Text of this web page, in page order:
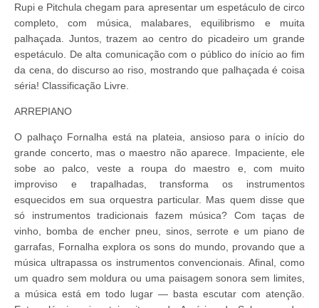
Rupi e Pitchula chegam para apresentar um espetáculo de circo
completo, com música, malabares, equilibrismo e muita
palhaçada. Juntos, trazem ao centro do picadeiro um grande
espetáculo. De alta comunicação com o público do início ao fim
da cena, do discurso ao riso, mostrando que palhaçada é coisa
séria! Classificação Livre.
ARREPIANO
O palhaço Fornalha está na plateia, ansioso para o início do
grande concerto, mas o maestro não aparece. Impaciente, ele
sobe ao palco, veste a roupa do maestro e, com muito
improviso e trapalhadas, transforma os instrumentos
esquecidos em sua orquestra particular. Mas quem disse que
só instrumentos tradicionais fazem música? Com taças de
vinho, bomba de encher pneu, sinos, serrote e um piano de
garrafas, Fornalha explora os sons do mundo, provando que a
música ultrapassa os instrumentos convencionais. Afinal, como
um quadro sem moldura ou uma paisagem sonora sem limites,
a música está em todo lugar — basta escutar com atenção.